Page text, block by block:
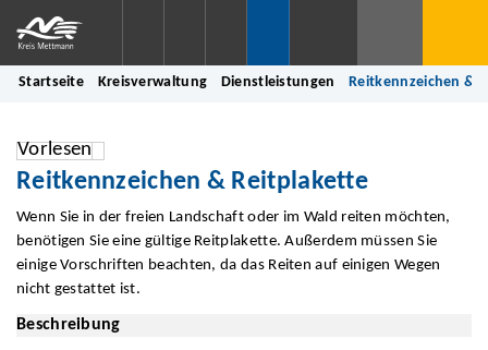
Startseite Kreisverwaltung Dienstleistungen Reitkennzeichen &
Vorlesen
Reitkennzeichen & Reitplakette
Wenn Sie in der freien Landschaft oder im Wald reiten möchten,
benötigen Sie eine gültige Reitplakette. Außerdem müssen Sie
einige Vorschriften beachten, da das Reiten auf einigen Wegen
nicht gestattet ist.
Beschreibung